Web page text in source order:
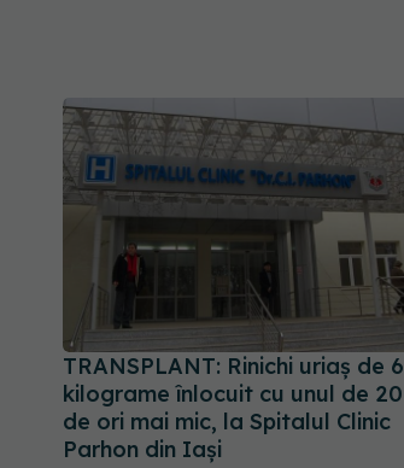
TRANSPLANT: Rinichi uriaș de 6
kilograme înlocuit cu unul de 20
de ori mai mic, la Spitalul Clinic
Parhon din Iași